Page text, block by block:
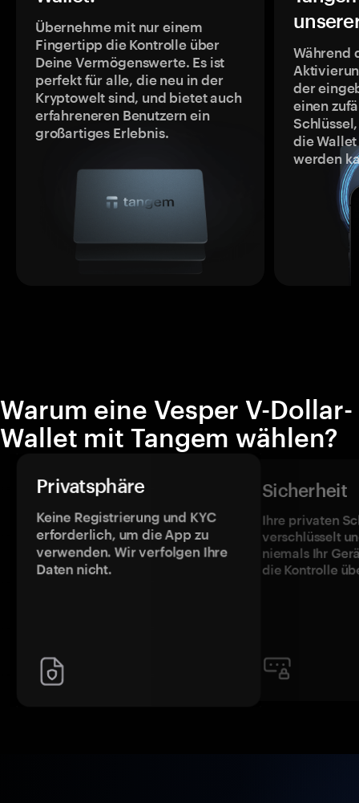
Übernehme mit nur einem
Fingertipp die Kontrolle über
Deine Vermögenswerte. Es ist
perfekt für alle, die neu in der
Kryptowelt sind, und bietet auch
erfahreneren Benutzern ein
großartiges Erlebnis.
Während
der
einen
die
werden
Warum eine Vesper V-Dollar-
Wallet mit Tangem wählen?
Privatsphäre
Keine Registrierung und KYC
erforderlich, um die App zu
verwenden. Wir verfolgen Ihre
Daten nicht.
Sicherheit
Ihre privaten
verschlüsselt
niemals Ihr
die Kontrolle